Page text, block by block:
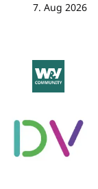
7. Aug 2026